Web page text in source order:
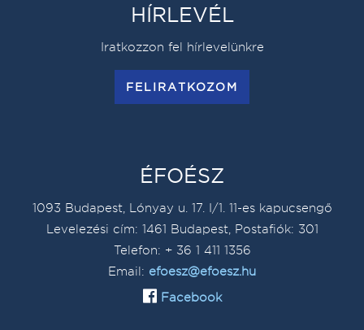
HÍRLEVÉL
Iratkozzon fel hírlevelünkre
FELIRATKOZOM
ÉFOÉSZ
1093 Budapest, Lónyay u. 17. I/1. 11-es kapucsengő
Levelezési cím: 1461 Budapest, Postafiók: 301
Telefon: + 36 1 411 1356
Email: efoesz@efoesz.hu
Facebook